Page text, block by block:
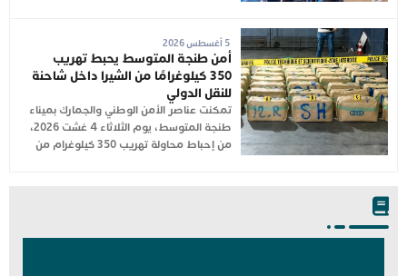
5 أغسطس 2026
أمن طنجة المتوسط يحبط تهريب
350 كيلوغرامًا من الشيرا داخل شاحنة
للنقل الدولي
تمكنت عناصر الأمن الوطني والجمارك بميناء
طنجة المتوسط، يوم الثلاثاء 4 غشت 2026،
من إحباط محاولة تهريب 350 كيلوغرام من